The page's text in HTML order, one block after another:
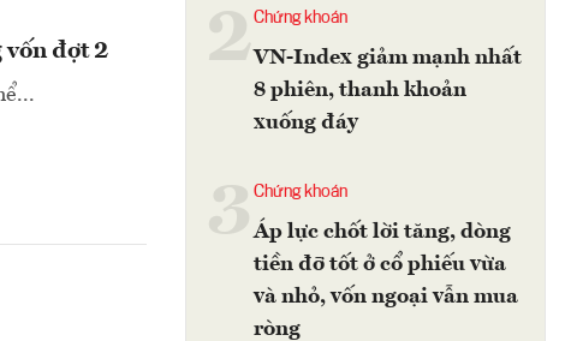
vốn đợt 2 2Chứng khoán
VN-Index giảm mạnh nhất
8 phiên, thanh khoản
xuống đáy
Chứng khoán
Áp lực chốt lời tăng, dòng
tiền đỡ tốt ở cổ phiếu vừa
và nhỏ, vốn ngoại vẫn mua
ròng